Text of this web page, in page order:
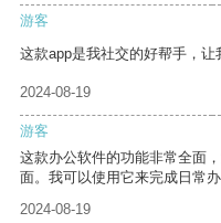
游客
这款app是我社交的好帮手，让
2024-08-19
游客
这款办公软件的功能非常全面
面。我可以使用它来完成日常
2024-08-19